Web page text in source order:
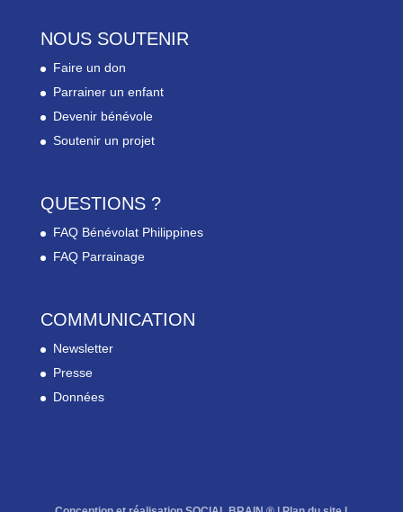
NOUS SOUTENIR
Faire un don
Parrainer un enfant
Devenir bénévole
Soutenir un projet
QUESTIONS ?
FAQ Bénévolat Philippines
FAQ Parrainage
COMMUNICATION
Newsletter
Presse
Données